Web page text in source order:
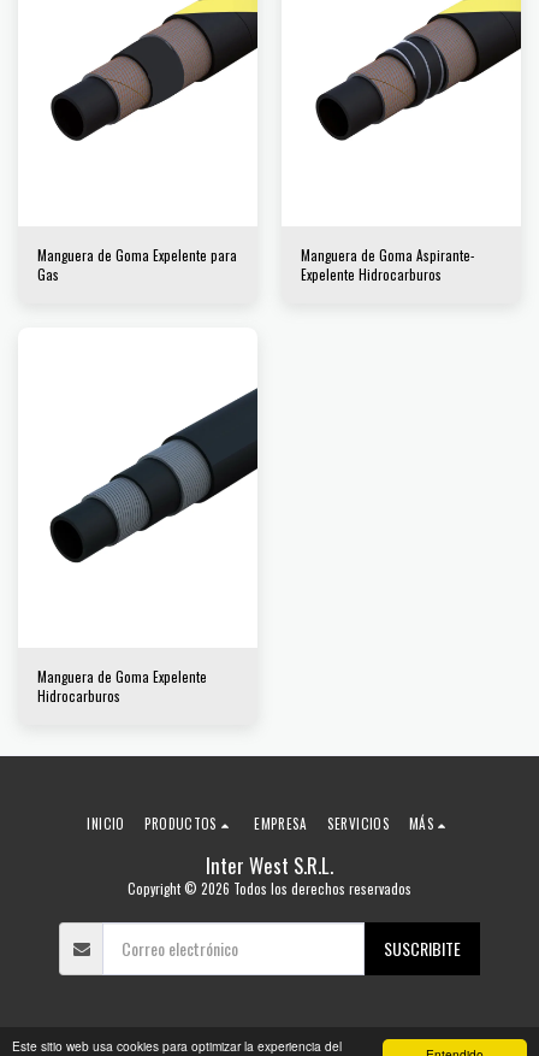
Este sitio web usa cookies para optimizar la experiencia del
Manguera de Goma Expelente para
Gas
Manguera de Goma Aspirante-
Expelente Hidrocarburos
Manguera de Goma Expelente
Hidrocarburos
Inter West S.R.L.
Copyright © 2026 Todos los derechos reservados
INICIO PRODUCTOS EMPRESA SERVICIOS MÁS
SUSCRIBITE